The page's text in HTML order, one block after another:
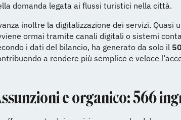
domanda legata ai flussi turistici nella città.
inoltre la digitalizzazione dei servizi. Quasi
ormai tramite canali digitali o sistemi
i dati del bilancio, ha generato da solo il
a rendere più semplice e veloce
e organico: 566